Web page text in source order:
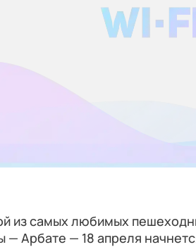
из самых любимых
— Арбате — 18 апреля